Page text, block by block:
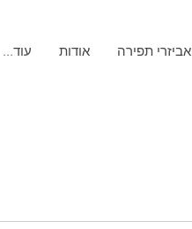
אביזרי תפירה אודות עוד...